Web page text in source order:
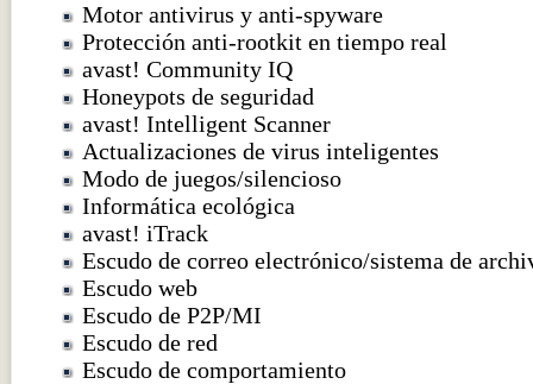
Motor antivirus y anti-spyware
Protección anti-rootkit en tiempo real
avast! Community IQ
Honeypots de seguridad
avast! Intelligent Scanner
Actualizaciones de virus inteligentes
Modo de juegos/silencioso
Informática ecológica
avast! iTrack
Escudo de correo electrónico/sistema de
Escudo web
Escudo de P2P/MI
Escudo de red
Escudo de comportamiento